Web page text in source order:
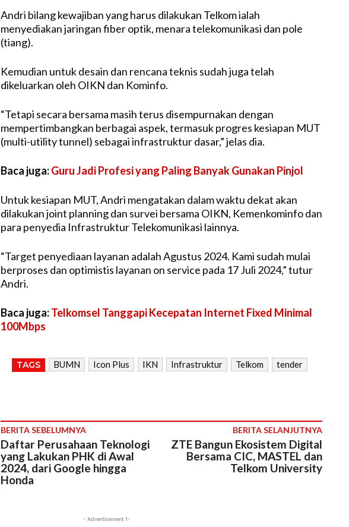
Andri bilang kewajiban yang harus dilakukan Telkom ialah
menyediakan jaringan fiber optik, menara telekomunikasi dan pole
(tiang).
Kemudian untuk desain dan rencana teknis sudah juga telah
dikeluarkan oleh OIKN dan Kominfo.
“Tetapi secara bersama masih terus disempurnakan dengan
mempertimbangkan berbagai aspek, termasuk progres kesiapan MUT
(multi-utility tunnel) sebagai infrastruktur dasar,” jelas dia.
Baca juga:Guru Jadi Profesi yang Paling Banyak Gunakan Pinjol
Untuk kesiapan MUT, Andri mengatakan dalam waktu dekat akan
dilakukan joint planning dan survei bersama OIKN, Kemenkominfo dan
para penyedia Infrastruktur Telekomunikasi lainnya.
“Target penyediaan layanan adalah Agustus 2024. Kami sudah mulai
berproses dan optimistis layanan on service pada 17 Juli 2024,” tutur
Andri.
Baca juga:Telkomsel Tanggapi Kecepatan Internet Fixed Minimal
100Mbps
TAGS BUMN Icon Plus IKN Infrastruktur Telkom tender
BERITA SEBELUMNYA
Daftar Perusahaan Teknologi
yang Lakukan PHK di Awal
2024, dari Google hingga
Honda
BERITA SELANJUTNYA
ZTE Bangun Ekosistem Digital
Bersama CIC, MASTEL dan
Telkom University
- Advertisement 1-